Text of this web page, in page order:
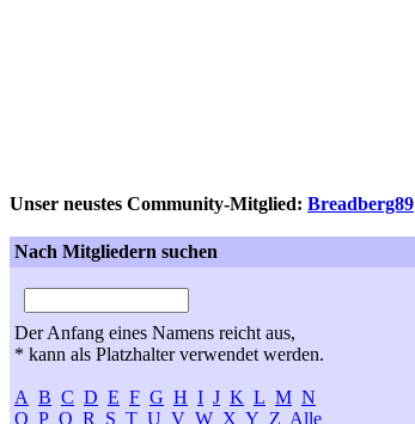
Unser neustes Community-Mitglied: Breadberg89
Nach Mitgliedern suchen
Der Anfang eines Namens reicht aus,
* kann als Platzhalter verwendet werden.
A B C D E F G H I J K L M N
O P Q R S T U V W X Y Z Alle